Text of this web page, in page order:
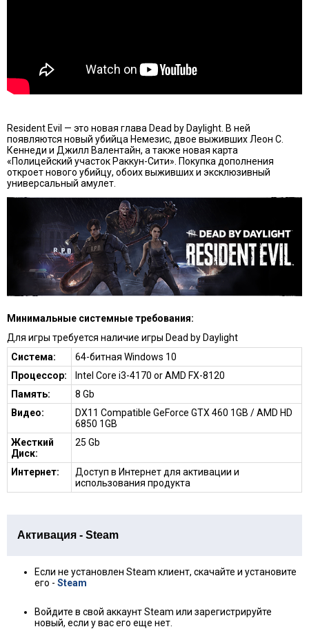
Resident Evil — это новая глава Dead by Daylight. В ней
появляются новый убийца Немезис, двое выживших Леон С.
Кеннеди и Джилл Валентайн, а также новая карта
«Полицейский участок Раккун-Сити». Покупка дополнения
откроет нового убийцу, обоих выживших и эксклюзивный
универсальный амулет.
Минимальные системные требования:
Для игры требуется наличие игры Dead by Daylight
Система:
64-битная Windows 10
Процессор:
Intel Core i3-4170 or AMD FX-8120
Память:
8 Gb
Видео:
DX11 Compatible GeForce GTX 460 1GB / AMD HD
6850 1GB
Жесткий
Диск:
25 Gb
Интернет:
Доступ в Интернет для активации и
использования продукта
Активация - Steam
Если не установлен Steam клиент, скачайте и установите
его - Steam
Войдите в свой аккаунт Steam или зарегистрируйте
новый, если у вас его еще нет.